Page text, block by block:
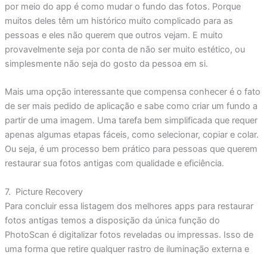
por meio do app é como mudar o fundo das fotos. Porque
muitos deles têm um histórico muito complicado para as
pessoas e eles não querem que outros vejam. E muito
provavelmente seja por conta de não ser muito estético, ou
simplesmente não seja do gosto da pessoa em si.
Mais uma opção interessante que compensa conhecer é o fato
de ser mais pedido de aplicação e sabe como criar um fundo a
partir de uma imagem. Uma tarefa bem simplificada que requer
apenas algumas etapas fáceis, como selecionar, copiar e colar.
Ou seja, é um processo bem prático para pessoas que querem
restaurar sua fotos antigas com qualidade e eficiência.
7. Picture Recovery
Para concluir essa listagem dos melhores apps para restaurar
fotos antigas temos a disposição da única função do
PhotoScan é digitalizar fotos reveladas ou impressas. Isso de
uma forma que retire qualquer rastro de iluminação externa e